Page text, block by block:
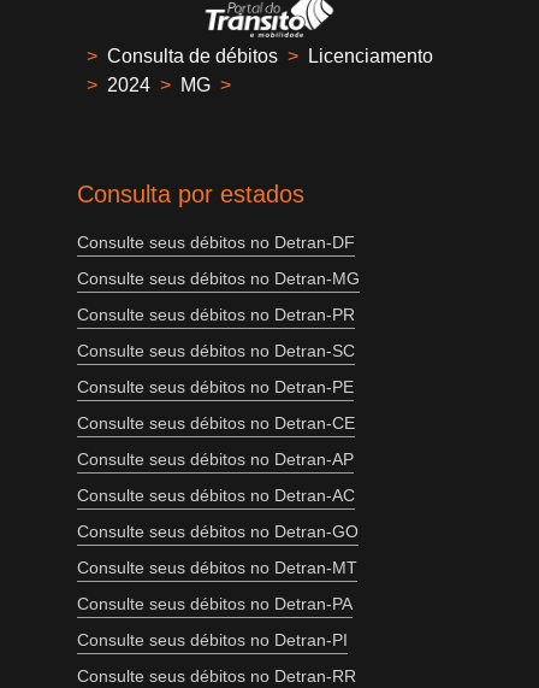
> Consulta de débitos >
Licenciamento
> 2024 > MG >
Consulta por estados
Consulte seus débitos no Detran-DF
Consulte seus débitos no Detran-MG
Consulte seus débitos no Detran-PR
Consulte seus débitos no Detran-SC
Consulte seus débitos no Detran-PE
Consulte seus débitos no Detran-CE
Consulte seus débitos no Detran-AP
Consulte seus débitos no Detran-AC
Consulte seus débitos no Detran-GO
Consulte seus débitos no Detran-MT
Consulte seus débitos no Detran-PA
Consulte seus débitos no Detran-PI
Consulte seus débitos no Detran-RR